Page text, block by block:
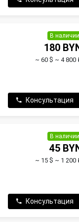
В наличии
180
~ 60 $ ~ 4 800
Консультация
В наличии
45
~ 15 $ ~ 1 200
Консультация